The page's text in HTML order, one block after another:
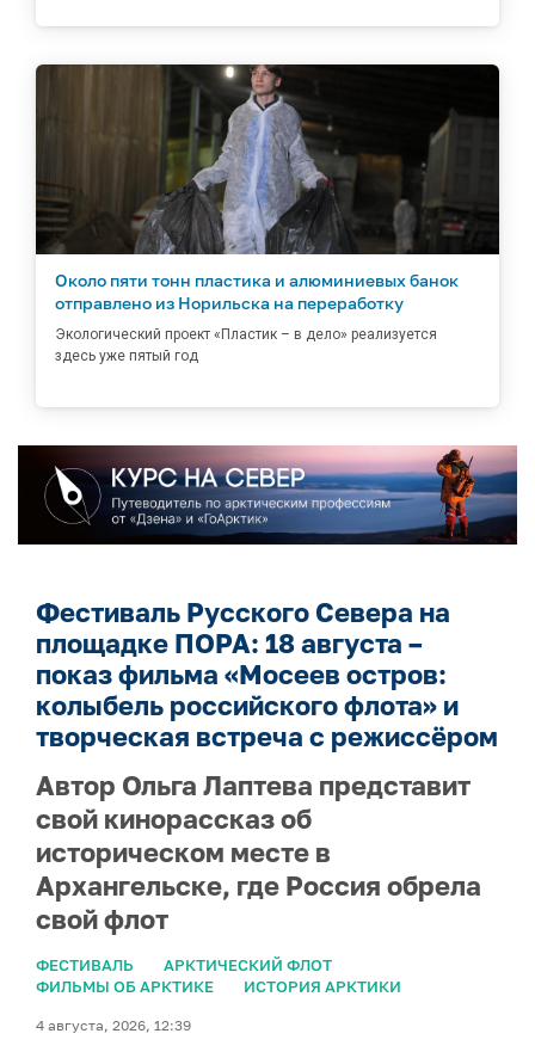
Около пяти тонн пластика и алюминиевых банок
отправлено из Норильска на переработку
Экологический проект «Пластик – в дело» реализуется
здесь уже пятый год
Фестиваль Русского Севера на
площадке ПОРА: 18 августа –
показ фильма «Мосеев остров:
колыбель российского флота» и
творческая встреча с режиссёром
Автор Ольга Лаптева представит
свой кинорассказ об
историческом месте в
Архангельске, где Россия обрела
свой флот
ФЕСТИВАЛЬ
АРКТИЧЕСКИЙ ФЛОТ
ФИЛЬМЫ ОБ АРКТИКЕ
ИСТОРИЯ АРКТИКИ
4 августа, 2026, 12:39